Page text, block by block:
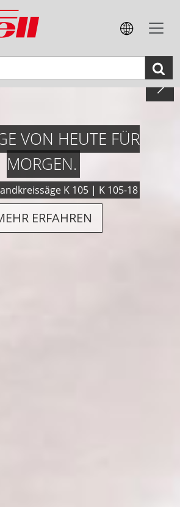
VON HEUTE FÜR
MORGEN.
K 105 | K 105-18
ERFAHREN